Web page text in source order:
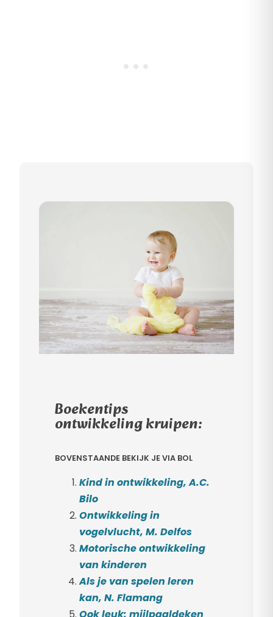
Boekentips
ontwikkeling kruipen:
BOVENSTAANDE BEKIJK JE VIA BOL
Kind in ontwikkeling, A.C.
Bilo
Ontwikkeling in
vogelvlucht, M. Delfos
Motorische ontwikkeling
van kinderen
Als je van spelen leren
kan, N. Flamang